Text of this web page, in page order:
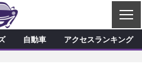
C
L
S
自動車 アクセスランキング